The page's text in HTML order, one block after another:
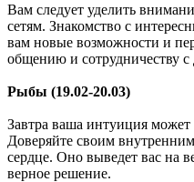
Вам следует уделить
сетям. Знакомство с
вам новые возможности и
общению и сотрудничеству с
Рыбы (19.02-20.03)
Завтра ваша интуиция
Доверяйте своим
сердце. Оно выведет вас на
верное решение.